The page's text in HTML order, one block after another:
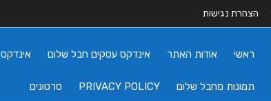
הצהרת נגישות
ראשי אודות האתר אינדקס עסקים חבל שלום
תמונות מחבל שלום PRIVACY POLICY סרטונים